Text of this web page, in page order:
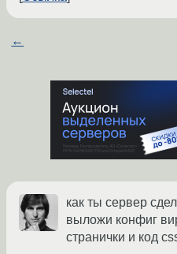
←
как ты сервер
выложи конфиг
странички и код